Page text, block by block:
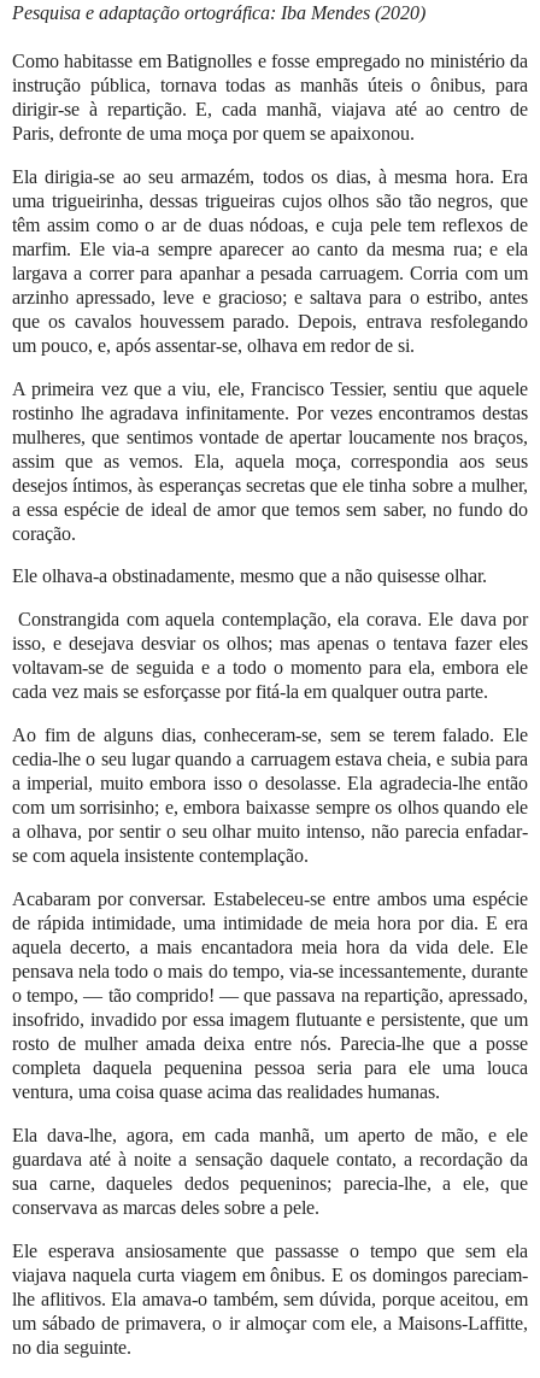
Pesquisa e adaptação ortográfica: Iba Mendes (2020)
Como habitasse em Batignolles e fosse empregado no ministério da
instrução pública, tornava todas as manhãs úteis o ônibus, para
dirigir-se à repartição. E, cada manhã, viajava até ao centro de
Paris, defronte de uma moça por quem se apaixonou.
Ela dirigia-se ao seu armazém, todos os dias, à mesma hora. Era
uma trigueirinha, dessas trigueiras cujos olhos são tão negros, que
têm assim como o ar de duas nódoas, e cuja pele tem reflexos de
marfim. Ele via-a sempre aparecer ao canto da mesma rua; e ela
largava a correr para apanhar a pesada carruagem. Corria com um
arzinho apressado, leve e gracioso; e saltava para o estribo, antes
que os cavalos houvessem parado. Depois, entrava resfolegando
um pouco, e, após assentar-se, olhava em redor de si.
A primeira vez que a viu, ele, Francisco Tessier, sentiu que aquele
rostinho lhe agradava infinitamente. Por vezes encontramos destas
mulheres, que sentimos vontade de apertar loucamente nos braços,
assim que as vemos. Ela, aquela moça, correspondia aos seus
desejos íntimos, às esperanças secretas que ele tinha sobre a mulher,
a essa espécie de ideal de amor que temos sem saber, no fundo do
coração.
Ele olhava-a obstinadamente, mesmo que a não quisesse olhar.
Constrangida com aquela contemplação, ela corava. Ele dava por
isso, e desejava desviar os olhos; mas apenas o tentava fazer eles
voltavam-se de seguida e a todo o momento para ela, embora ele
cada vez mais se esforçasse por fitá-la em qualquer outra parte.
Ao fim de alguns dias, conheceram-se, sem se terem falado. Ele
cedia-lhe o seu lugar quando a carruagem estava cheia, e subia para
a imperial, muito embora isso o desolasse. Ela agradecia-lhe então
com um sorrisinho; e, embora baixasse sempre os olhos quando ele
a olhava, por sentir o seu olhar muito intenso, não parecia enfadar-
se com aquela insistente contemplação.
Acabaram por conversar. Estabeleceu-se entre ambos uma espécie
de rápida intimidade, uma intimidade de meia hora por dia. E era
aquela decerto, a mais encantadora meia hora da vida dele. Ele
pensava nela todo o mais do tempo, via-se incessantemente, durante
o tempo, — tão comprido! — que passava na repartição, apressado,
insofrido, invadido por essa imagem flutuante e persistente, que um
rosto de mulher amada deixa entre nós. Parecia-lhe que a posse
completa daquela pequenina pessoa seria para ele uma louca
ventura, uma coisa quase acima das realidades humanas.
Ela dava-lhe, agora, em cada manhã, um aperto de mão, e ele
guardava até à noite a sensação daquele contato, a recordação da
sua carne, daqueles dedos pequeninos; parecia-lhe, a ele, que
conservava as marcas deles sobre a pele.
Ele esperava ansiosamente que passasse o tempo que sem ela
viajava naquela curta viagem em ônibus. E os domingos pareciam-
lhe aflitivos. Ela amava-o também, sem dúvida, porque aceitou, em
um sábado de primavera, o ir almoçar com ele, a Maisons-Laffitte,
no dia seguinte.